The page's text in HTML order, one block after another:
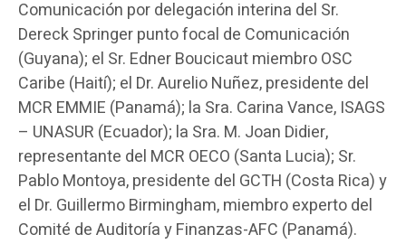
Comunicación por delegación interina del Sr.
Dereck Springer punto focal de Comunicación
(Guyana); el Sr. Edner Boucicaut miembro OSC
Caribe (Haití); el Dr. Aurelio Nuñez, presidente del
MCR EMMIE (Panamá); la Sra. Carina Vance, ISAGS
– UNASUR (Ecuador); la Sra. M. Joan Didier,
representante del MCR OECO (Santa Lucia); Sr.
Pablo Montoya, presidente del GCTH (Costa Rica) y
el Dr. Guillermo Birmingham, miembro experto del
Comité de Auditoría y Finanzas-AFC (Panamá).